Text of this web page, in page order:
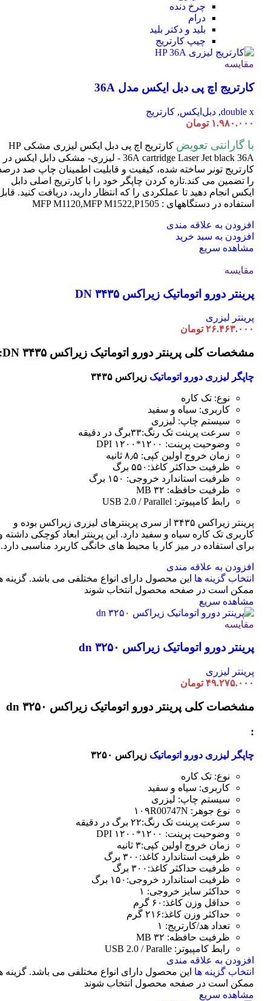
چرخ دنده
درام
بلید و دکتر بلید
چیپ کارتریج
مقایسه
کارتریج اچ پی دبل ایکس مدل 36A
double x
, دبل‌ایکس, کارتریج
۱.۹۸۰.۰۰۰ تومان
با گارانتی تعویض
کارتریج اچ پی دبل ایکس لیزری مشکی HP
36A cartridge Laser
Jet black 36A - لیزری- مشکی دابل ایکس در
کارتریج تونر ساخته شده، کیفیت و قابلیت اطمینان چاپ صد
را تضمین می کند.تازه کردن چاپگر خود را با کارتریج اصلی دابل
ایکس انجام دهید تا عملکردی را که انتظار دارید، دریافت کنید.
استفاده در دستگاههای : MFP M1120,MFP M1522,P1505
افزودن به علاقه مندی
افزودن به سبد خرید
مشاهده سریع
مقایسه
پرینتر دورو اتوماتیک زیراکس DN ۳۴۳۵
پرینتر لیزری
۲۶.۴۶۳.۰۰۰ تومان
مشخصات کلی پرینتر دورو اتوماتیک زیراکس DN ۳۴۳۵:
چاپگر لیزری دورو اتوماتیک زیراکس ۳۴۳۵
نوع: تک کاره
کاربری: سیاه و سفید
سیستم چاپ: لیزری
سرعت پرینت تک رنگ:۳۳برگ در دقیقه
وضوحیت پرینت: ۱۲۰۰*۱۲۰۰ DPI
زمان خروج اولین کپی: ۸٫۵ ثانیه
ظرفیت حداکثر کاغذ:۵۵۰ برگ
ظرفیت استاندارد خروجی: ۱۵۰ برگ
ظرفیت حافظه: ۳۲ MB
رابط کامپیوتر: USB 2.0 / Parallel
پرینتر زیراکس ۳۴۳۵ از سری پرینترهای لیزری زیراکس بوده و
کاربری تک کاره سیاه و سفید دارد. این پرینتر ابعاد کوچکی داشته
برای استفاده در میز کار یا محیط های خانگی کاربرد مناسبی دارد.
افزودن به علاقه مندی
انتخاب گزینه ها این محصول دارای انواع مختلفی می باشد. گزینه
ممکن است در صفحه محصول انتخاب شوند
مشاهده سریع
مقایسه
پرینتر دورو اتوماتیک زیراکس dn ۳۲۵۰
پرینتر لیزری
۴۹.۲۷۵.۰۰۰ تومان
مشخصات کلی پرینتر دورو اتوماتیک زیراکس dn ۳۲۵۰
:
چاپگر لیزری دورو اتوماتیک زیراکس ۳۲۵۰
نوع: تک کاره
کاربری: سیاه و سفید
سیستم چاپ: لیزری
نوع جوهر: ۱۰۹R00747N
سرعت پرینت تک رنگ:۲۲ برگ در دقیقه
وضوحیت پرینت: ۱۲۰۰*۱۲۰۰ DPI
زمان خروج اولین کپی:۳ ثانیه
ظرفیت استاندارد کاغذ:۳۰۰ برگ
ظرفیت حداکثر کاغذ:۳۰۰ برگ
ظرفیت استاندارد خروجی:۱۵۰ برگ
حداکثر سایز خروجی: ۱
حداقل وزن کاغذ:۶۰ گرم
حداکثر وزن کاغذ:۲۱۶ گرم
تعداد هد/کارتریج: ۱
ظرفیت حافظه: ۳۲ MB
رابط کامپیوتر: USB 2.0 / Paralle
افزودن به علاقه مندی
انتخاب گزینه ها این محصول دارای انواع مختلفی می باشد. گزینه
ممکن است در صفحه محصول انتخاب شوند
مشاهده سریع